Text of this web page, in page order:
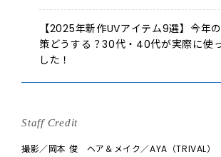
【2025年新作UVアイテム9選】今年
策どうする？30代・40代が実際に使
した！
Staff Credit
撮影／岡本 俊 ヘア＆メイク／AYA（TRIVAL